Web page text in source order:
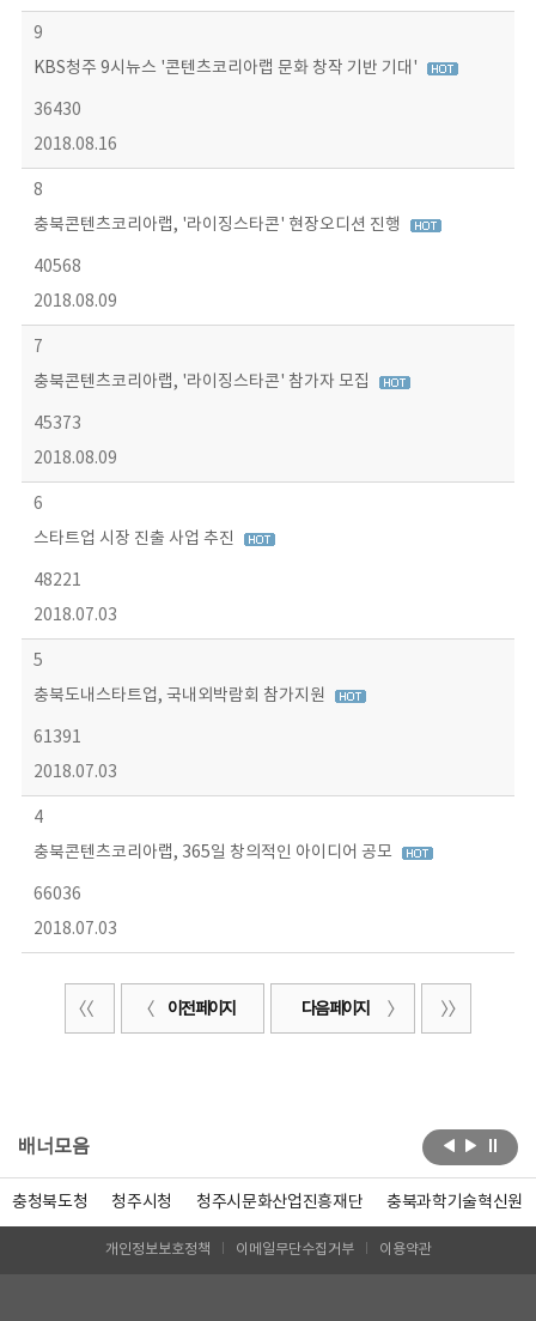
9
KBS청주 9시뉴스 '콘텐츠코리아랩 문화 창작 기반 기대'
36430
2018.08.16
8
충북콘텐츠코리아랩, '라이징스타콘' 현장오디션 진행
40568
2018.08.09
7
충북콘텐츠코리아랩, '라이징스타콘' 참가자 모집
45373
2018.08.09
6
스타트업 시장 진출 사업 추진
48221
2018.07.03
5
충북도내스타트업, 국내외박람회 참가지원
61391
2018.07.03
4
충북콘텐츠코리아랩, 365일 창의적인 아이디어 공모
66036
2018.07.03
이전 페이지 다음 페이지
배너모음
충청북도청 청주시청 청주시문화산업진흥재단 충북과학기술혁신원
개인정보보호정책 이메일무단수집거부 이용약관